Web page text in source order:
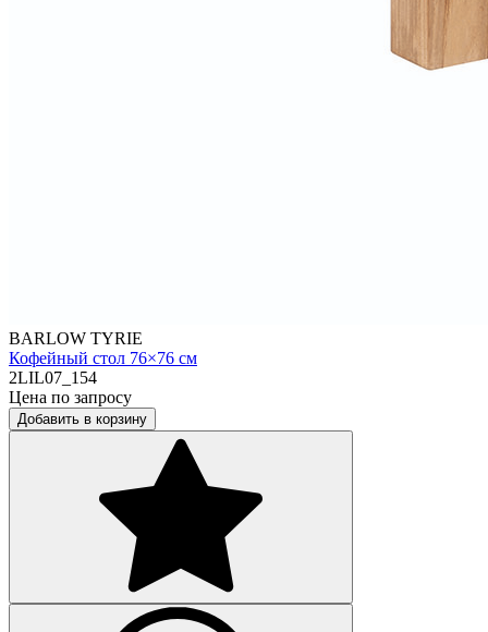
BARLOW TYRIE
Кофейный стол 76×76 см
2LIL07_154
Цена по запросу
Добавить в корзину